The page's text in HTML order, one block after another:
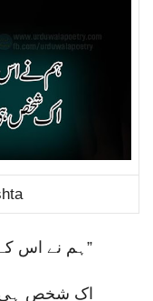
ہم نے اس ”
اک شخص ہی